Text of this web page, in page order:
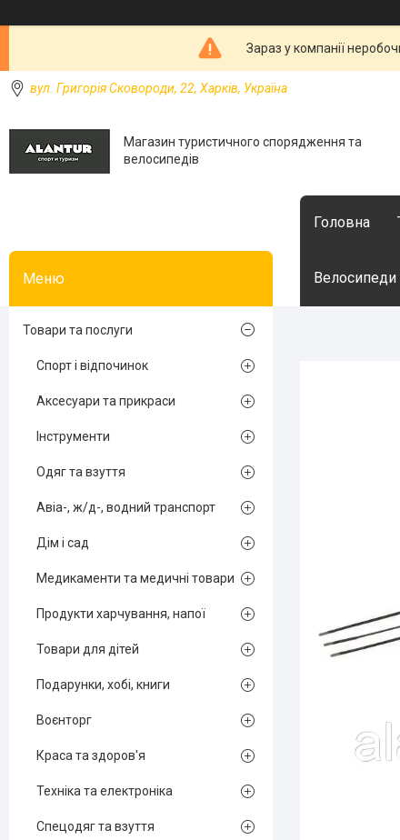
Зараз у компанії
вул. Григорія Сковороди, 22, Харків, Україна
Магазин туристичного спорядження та
велосипедів
Головна
Велосипеди
Товари та послуги
Спорт і відпочинок
Аксесуари та прикраси
Інструменти
Одяг та взуття
Авіа-, ж/д-, водний транспорт
Дім і сад
Медикаменти та медичні товари
Продукти харчування, напої
Товари для дітей
Подарунки, хобі, книги
Воєнторг
Краса та здоров'я
Техніка та електроніка
Спецодяг та взуття